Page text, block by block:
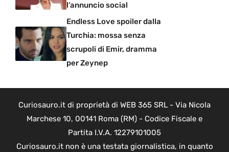
l’annuncio social
Endless Love spoiler dalla
Turchia: mossa senza
scrupoli di Emir, dramma
per Zeynep
Curiosauro.it di proprietà di WEB 365 SRL - Via Nicola
Marchese 10, 00141 Roma (RM) - Codice Fiscale e
Partita I.V.A. 12279101005
Curiosauro.it non è una testata giornalistica, in quanto